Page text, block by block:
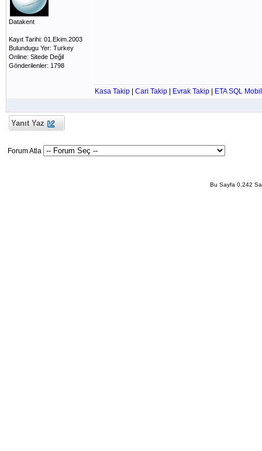
Datakent
Kayıt Tarihi: 01.Ekim.2003
Bulundugu Yer: Turkey
Online: Sitede Değil
Gönderilenler: 1798
Kasa Takip Cari Takip Evrak Takip ETA SQL Mobil
Yanıt Yaz
Forum Atla
Bu Sayfa 0,242